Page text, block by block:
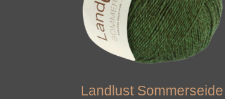
Landlust Sommerseide